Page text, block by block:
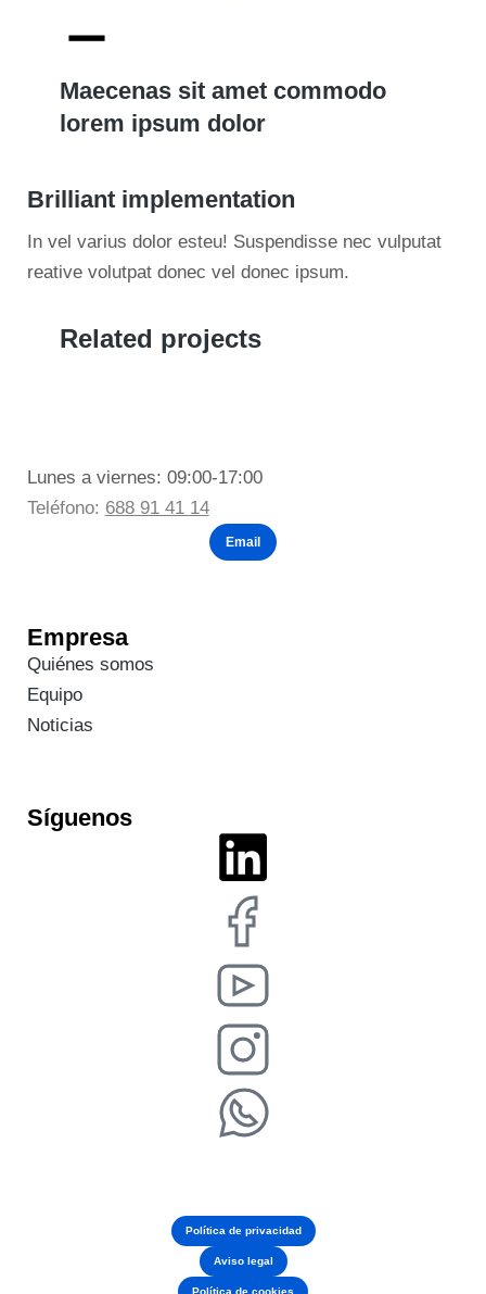
Maecenas sit amet commodo
lorem ipsum dolor
Brilliant implementation
In vel varius dolor esteu! Suspendisse nec vulputat
reative volutpat donec vel donec ipsum.
Related projects
Lunes a viernes: 09:00-17:00
Teléfono: 688 91 41 14
Email
Empresa
Quiénes somos
Equipo
Noticias
Síguenos
Política de privacidad
Aviso legal
Política de cookies